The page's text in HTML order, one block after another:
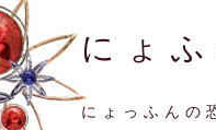
にょ
にょっふんの